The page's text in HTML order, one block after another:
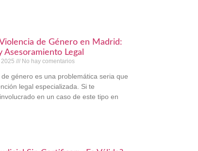
de Género en Madrid:
Asesoramiento Legal
No hay comentarios
género es una problemática seria que
legal especializada. Si te
en un caso de este tipo en